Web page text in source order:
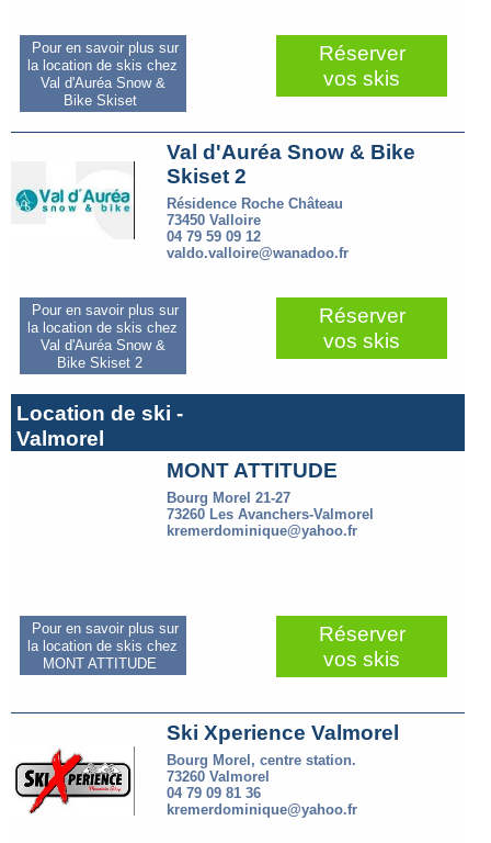
Pour en savoir plus sur
la location de skis chez
Val d'Auréa Snow &
Bike Skiset
Réserver
vos skis
Val d'Auréa Snow & Bike
Skiset 2
Résidence Roche Château
73450 Valloire
04 79 59 09 12
valdo.valloire@wanadoo.fr
Pour en savoir plus sur
la location de skis chez
Val d'Auréa Snow &
Bike Skiset 2
Réserver
vos skis
Location de ski -
Valmorel
MONT ATTITUDE
Bourg Morel 21-27
73260 Les Avanchers-Valmorel
kremerdominique@yahoo.fr
Pour en savoir plus sur
la location de skis chez
MONT ATTITUDE
Réserver
vos skis
Ski Xperience Valmorel
Bourg Morel, centre station.
73260 Valmorel
04 79 09 81 36
kremerdominique@yahoo.fr